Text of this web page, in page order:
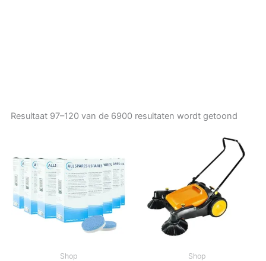
Resultaat 97–120 van de 6900 resultaten wordt getoond
Shop Shop